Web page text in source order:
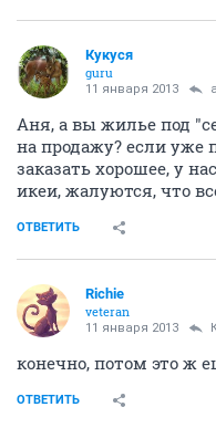
аналоги
ОТВЕТИТЬ
guru
11 января 2013
Аня, говори мыльце?
на фото посмотришь:))
потому что считали
вешалкой для
примерно вот такая
ОТВЕТИТЬ